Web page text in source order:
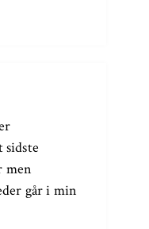
sidste
men
går i min